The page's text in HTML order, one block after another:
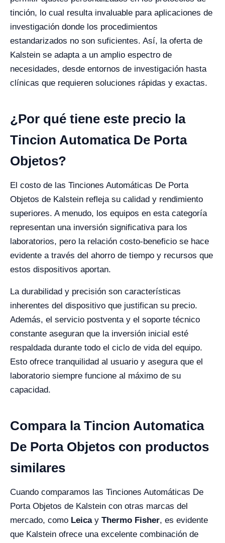
tinción, lo cual resulta invaluable para aplicaciones de
investigación donde los procedimientos
estandarizados no son suficientes. Así, la oferta de
Kalstein se adapta a un amplio espectro de
necesidades, desde entornos de investigación hasta
clínicas que requieren soluciones rápidas y exactas.
¿Por qué tiene este precio la
Tincion Automatica De Porta
Objetos?
El costo de las Tinciones Automáticas De Porta
Objetos de Kalstein refleja su calidad y rendimiento
superiores. A menudo, los equipos en esta categoría
representan una inversión significativa para los
laboratorios, pero la relación costo-beneficio se hace
evidente a través del ahorro de tiempo y recursos que
estos dispositivos aportan.
La durabilidad y precisión son características
inherentes del dispositivo que justifican su precio.
Además, el servicio postventa y el soporte técnico
constante aseguran que la inversión inicial esté
respaldada durante todo el ciclo de vida del equipo.
Esto ofrece tranquilidad al usuario y asegura que el
laboratorio siempre funcione al máximo de su
capacidad.
Compara la Tincion Automatica
De Porta Objetos con productos
similares
Cuando comparamos las Tinciones Automáticas De
Porta Objetos de Kalstein con otras marcas del
mercado, como Leicay Thermo Fisher, es evidente
que Kalstein ofrece una excelente combinación de